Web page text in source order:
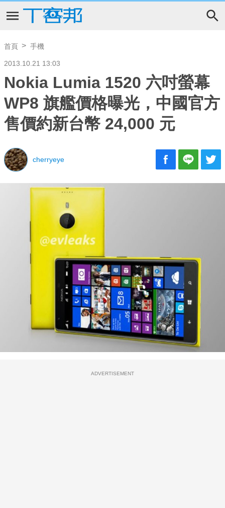
首頁 手機
2013.10.21 13:03
Nokia Lumia 1520 六吋螢幕
WP8 旗艦價格曝光，中國官方
售價約新台幣 24,000 元
cherryeye
ADVERTISEMENT